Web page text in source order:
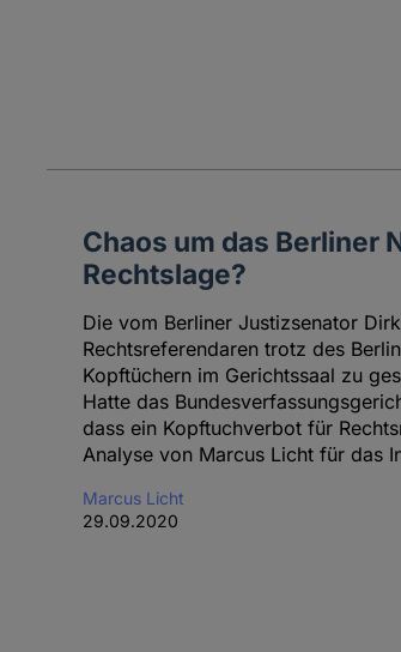
Chaos um das Berliner
Rechtslage?
Die vom Berliner Justizsenator
Rechtsreferendaren trotz des
Kopftüchern im Gerichtssaal zu
Hatte das
dass ein Kopftuchverbot für
Analyse von Marcus Licht für das
Marcus Licht
29.09.2020